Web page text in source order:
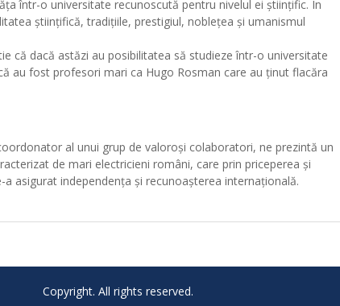
într-o universitate recunoscută pentru nivelul ei științific. În
științifică, tradițiile, prestigiul, noblețea și umanismul
că dacă astăzi au posibilitatea să studieze într-o universitate
au fost profesori mari ca Hugo Rosman care au ținut flacăra
al unui grup de valoroși colaboratori, ne prezintă un
de mari electricieni români, care prin priceperea și
asigurat independența și recunoașterea internațională.
Copyright. All rights reserved.